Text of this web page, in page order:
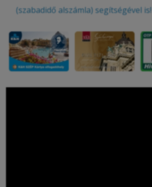
(szabadidő alszámla) segítségével is!